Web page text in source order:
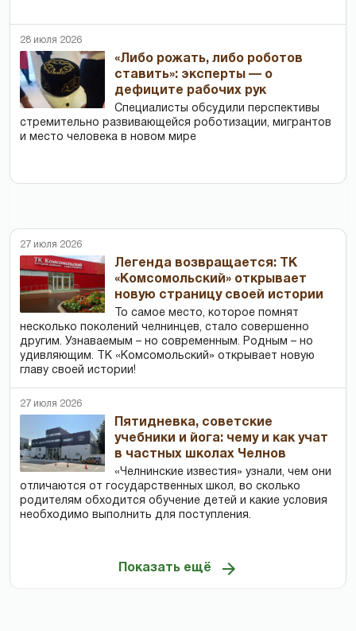
28 июля 2026
«Либо рожать, либо роботов
ставить»: эксперты — о
дефиците рабочих рук
Специалисты обсудили перспективы
стремительно развивающейся роботизации, мигрантов
и место человека в новом мире
27 июля 2026
Легенда возвращается: ТК
«Комсомольский» открывает
новую страницу своей истории
То самое место, которое помнят
несколько поколений челнинцев, стало совершенно
другим. Узнаваемым – но современным. Родным – но
удивляющим. ТК «Комсомольский» открывает новую
главу своей истории!
27 июля 2026
Пятидневка, советские
учебники и йога: чему и как учат
в частных школах Челнов
«Челнинские известия» узнали, чем они
отличаются от государственных школ, во сколько
родителям обходится обучение детей и какие условия
необходимо выполнить для поступления.
Показать ещё